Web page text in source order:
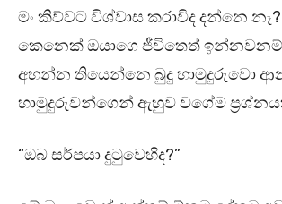
මං කිව්වට විශ්වාස කරාවිද දන්නෙ
කෙනෙක් ඔයාගෙ ජීවිතෙත්
අහන්න තියෙන්නෙ බුදු හාමුදුරුවො
හාමුදුරුවන්ගෙන් ඇහුව වගේම
“ඔබ සර්පයා දුටුවෙහිද?”